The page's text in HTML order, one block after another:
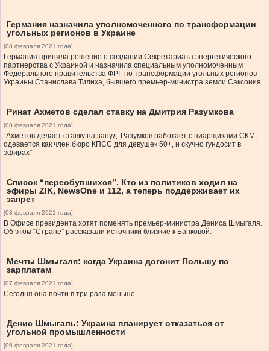
Германия назначила уполномоченного по трансформации
угольных регионов в Украине
[08 февраля 2021 года]
Германия приняла решение о создании Секретариата энергетического
партнерства с Украиной и назначила специальным уполномоченным
Федерального правительства ФРГ по трансформации угольных регионов
Украины Станислава Тилиха, бывшего премьер-министра земли Саксония
Ринат Ахметов сделал ставку на Дмитрия Разумкова
[08 февраля 2021 года]
“Ахметов делает ставку на зануд. Разумков работает с пиарщиками СКМ,
одевается как член бюро КПСС для девушек 50+, и скучно гундосит в
эфирах”
Список “переобувшихся”. Кто из политиков ходил на
эфиры ZIK, NewsOne и 112, а теперь поддерживает их
запрет
[08 февраля 2021 года]
В Офисе президента хотят поменять премьер-министра Дениса Шмыгаля.
Об этом “Стране” рассказали источники близкие к Банковой.
Мечты Шмыгаля: когда Украина догонит Польшу по
зарплатам
[07 февраля 2021 года]
Сегодня она почти в три раза меньше.
Денис Шмыгаль: Украина планирует отказаться от
угольной промышленности
[06 февраля 2021 года]